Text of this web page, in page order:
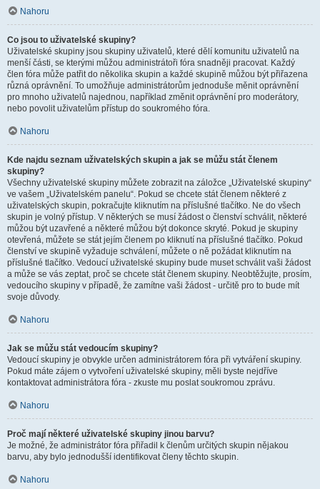
Nahoru
Co jsou to uživatelské skupiny?
Uživatelské skupiny jsou skupiny uživatelů, které dělí komunitu uživatelů na
menší části, se kterými můžou administrátoři fóra snadněji pracovat. Každý
člen fóra může patřit do několika skupin a každé skupině můžou být přiřazena
různá oprávnění. To umožňuje administrátorům jednoduše měnit oprávnění
pro mnoho uživatelů najednou, například změnit oprávnění pro moderátory,
nebo povolit uživatelům přístup do soukromého fóra.
Nahoru
Kde najdu seznam uživatelských skupin a jak se můžu stát členem
skupiny?
Všechny uživatelské skupiny můžete zobrazit na záložce „Uživatelské skupiny“
ve vašem „Uživatelském panelu“. Pokud se chcete stát členem některé z
uživatelských skupin, pokračujte kliknutím na příslušné tlačítko. Ne do všech
skupin je volný přístup. V některých se musí žádost o členství schválit, některé
můžou být uzavřené a některé můžou být dokonce skryté. Pokud je skupiny
otevřená, můžete se stát jejím členem po kliknutí na příslušné tlačítko. Pokud
členství ve skupině vyžaduje schválení, můžete o ně požádat kliknutím na
příslušné tlačítko. Vedoucí uživatelské skupiny bude muset schválit vaši žádost
a může se vás zeptat, proč se chcete stát členem skupiny. Neobtěžujte, prosím,
vedoucího skupiny v případě, že zamítne vaši žádost - určitě pro to bude mít
svoje důvody.
Nahoru
Jak se můžu stát vedoucím skupiny?
Vedoucí skupiny je obvykle určen administrátorem fóra při vytváření skupiny.
Pokud máte zájem o vytvoření uživatelské skupiny, měli byste nejdříve
kontaktovat administrátora fóra - zkuste mu poslat soukromou zprávu.
Nahoru
Proč mají některé uživatelské skupiny jinou barvu?
Je možné, že administrátor fóra přiřadil k členům určitých skupin nějakou
barvu, aby bylo jednodušší identifikovat členy těchto skupin.
Nahoru